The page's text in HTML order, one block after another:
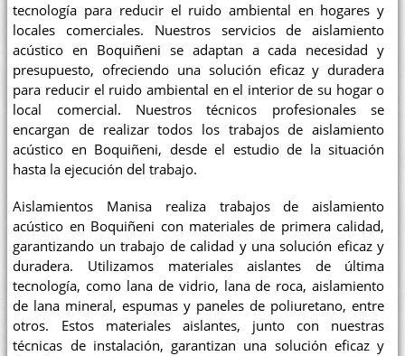
tecnología para reducir el ruido ambiental en hogares y
locales comerciales. Nuestros servicios de aislamiento
acústico en Boquiñeni se adaptan a cada necesidad y
presupuesto, ofreciendo una solución eficaz y duradera
para reducir el ruido ambiental en el interior de su hogar o
local comercial. Nuestros técnicos profesionales se
encargan de realizar todos los trabajos de aislamiento
acústico en Boquiñeni, desde el estudio de la situación
hasta la ejecución del trabajo.
Aislamientos Manisa realiza trabajos de aislamiento
acústico en Boquiñeni con materiales de primera calidad,
garantizando un trabajo de calidad y una solución eficaz y
duradera. Utilizamos materiales aislantes de última
tecnología, como lana de vidrio, lana de roca, aislamiento
de lana mineral, espumas y paneles de poliuretano, entre
otros. Estos materiales aislantes, junto con nuestras
técnicas de instalación, garantizan una solución eficaz y